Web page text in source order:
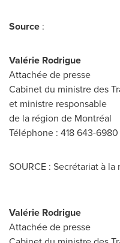
Source :
Valérie Rodrigue
Attachée de presse
Cabinet du ministre des
et ministre responsable
de la région de Montréal
Téléphone : 418 643-6980
SOURCE : Secrétariat à
Valérie Rodrigue
Attachée de presse